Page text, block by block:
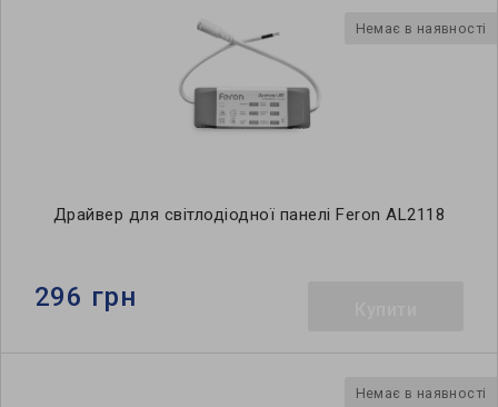
Немає в наявності
Драйвер для світлодіодної панелі Feron AL2118
296 грн
Немає в наявності